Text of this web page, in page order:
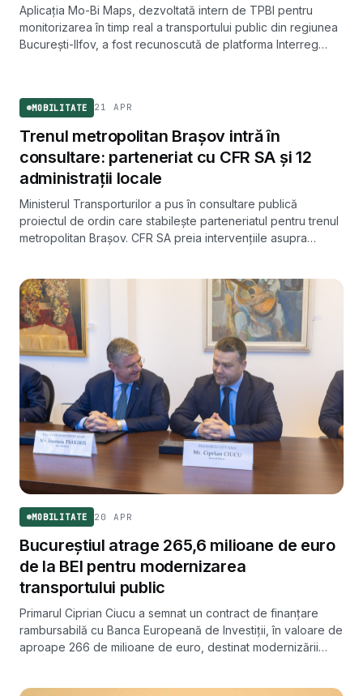
Aplicația Mo-Bi Maps, dezvoltată intern de TPBI pentru
monitorizarea în timp real a transportului public din regiunea
București-Ilfov, a fost recunoscută de platforma Interreg
MOBILITATE 21 APR
Trenul metropolitan Brașov intră în
consultare: parteneriat cu CFR SA și 12
administrații locale
Ministerul Transporturilor a pus în consultare publică
proiectul de ordin care stabilește parteneriatul pentru trenul
metropolitan Brașov. CFR SA preia intervențiile asupra
MOBILITATE 20 APR
Bucureștiul atrage 265,6 milioane de euro
de la BEI pentru modernizarea
transportului public
Primarul Ciprian Ciucu a semnat un contract de finanțare
rambursabilă cu Banca Europeană de Investiții, în valoare de
aproape 266 de milioane de euro, destinat modernizării